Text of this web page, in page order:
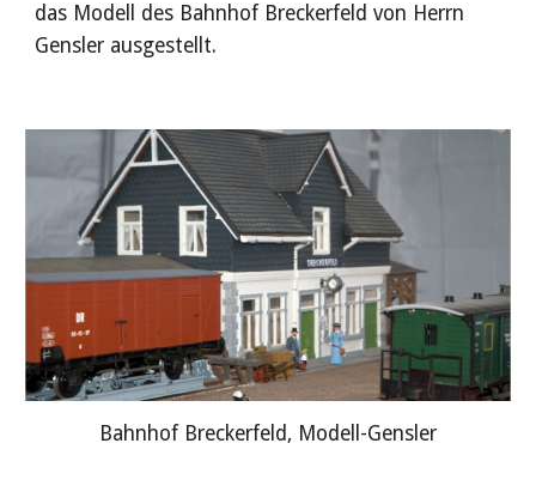
das Modell des Bahnhof Breckerfeld von Herrn
Gensler ausgestellt.
Bahnhof Breckerfeld, Modell-Gensler